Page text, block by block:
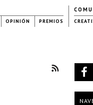
OPINIÓN PREMIOS